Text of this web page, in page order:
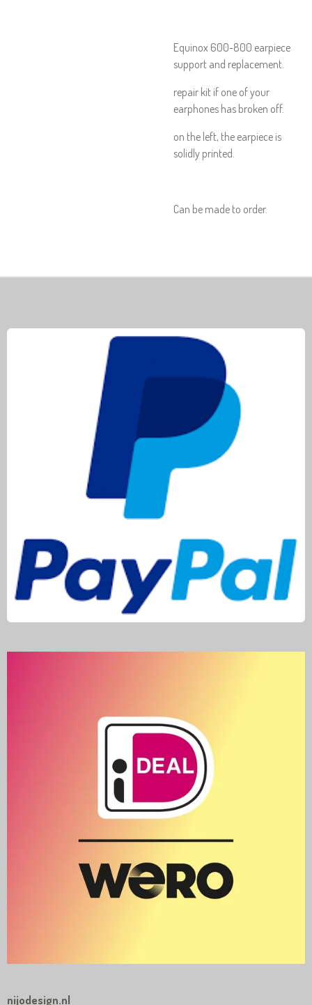
Equinox 600-800 earpiece
support and replacement.
repair kit if one of your
earphones has broken off.
on the left, the earpiece is
solidly printed.
Can be made to order.
nijodesign.nl